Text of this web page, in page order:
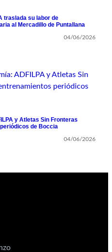
traslada su labor de
al Mercadillo de Puntallana
04/06/2026
y Atletas Sin Fronteras
de Boccia
04/06/2026